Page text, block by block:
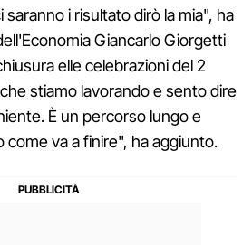
i risultato dirò la mia", ha
Giancarlo Giorgetti
elle celebrazioni del 2
stiamo lavorando e sento dire
È un percorso lungo e
come va a finire", ha aggiunto.